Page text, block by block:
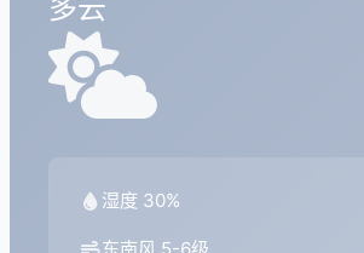
多云
湿度 30%